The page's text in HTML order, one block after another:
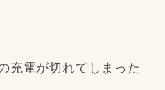
充電が切れてしまった